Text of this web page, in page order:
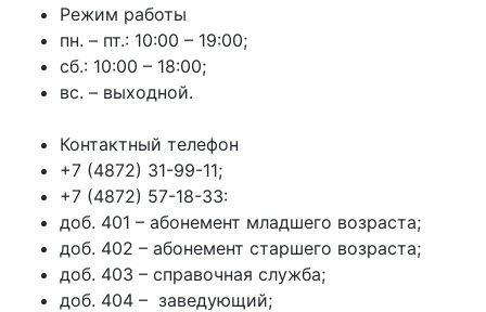
Режим работы
пн. – пт.: 10:00 – 19:00;
сб.: 10:00 – 18:00;
вс. – выходной.
Контактный телефон
+7 (4872) 31-99-11;
+7 (4872) 57-18-33:
доб. 401 – абонемент младшего возраста;
доб. 402 – абонемент старшего возраста;
доб. 403 – справочная служба;
доб. 404 – заведующий;